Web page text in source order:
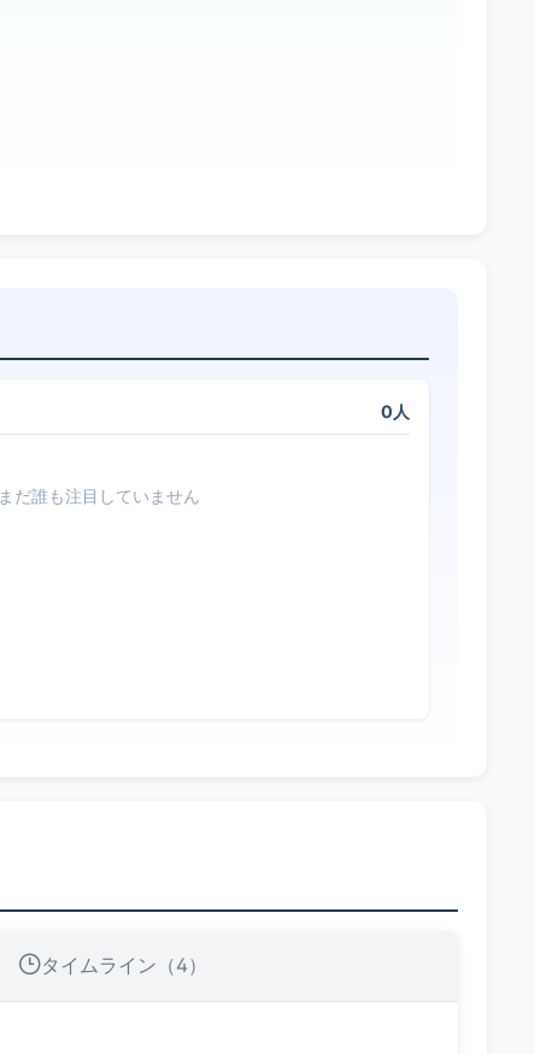
0人
まだ誰も注目していません
タイムライン（4）